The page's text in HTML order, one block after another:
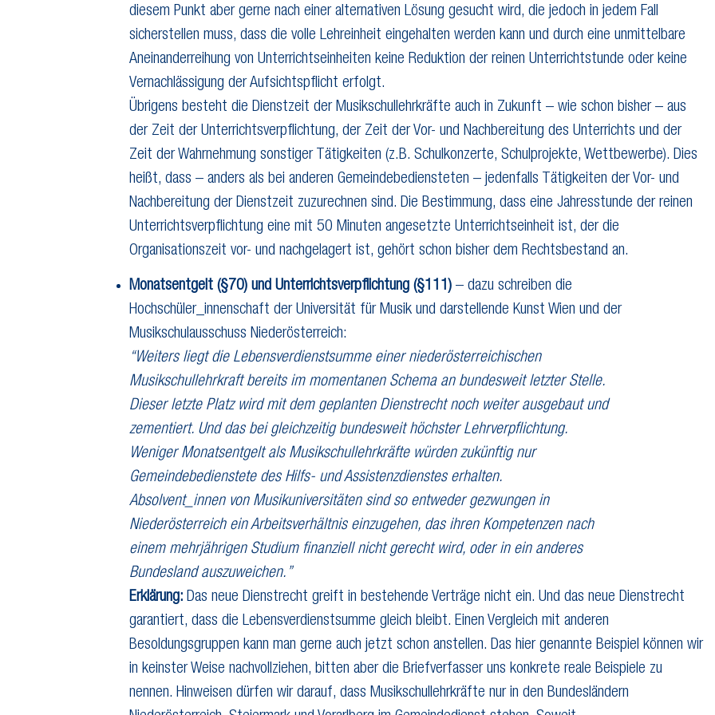
diesem Punkt aber gerne nach einer alternativen Lösung gesucht wird, die jedoch in jedem Fall
sicherstellen muss, dass die volle Lehreinheit eingehalten werden kann und durch eine unmittelbare
Aneinanderreihung von Unterrichtseinheiten keine Reduktion der reinen Unterrichtstunde oder keine
Vernachlässigung der Aufsichtspflicht erfolgt.
Übrigens besteht die Dienstzeit der Musikschullehrkräfte auch in Zukunft – wie schon bisher – aus
der Zeit der Unterrichtsverpflichtung, der Zeit der Vor- und Nachbereitung des Unterrichts und der
Zeit der Wahrnehmung sonstiger Tätigkeiten (z.B. Schulkonzerte, Schulprojekte, Wettbewerbe). Dies
heißt, dass – anders als bei anderen Gemeindebediensteten – jedenfalls Tätigkeiten der Vor- und
Nachbereitung der Dienstzeit zuzurechnen sind. Die Bestimmung, dass eine Jahresstunde der reinen
Unterrichtsverpflichtung eine mit 50 Minuten angesetzte Unterrichtseinheit ist, der die
Organisationszeit vor- und nachgelagert ist, gehört schon bisher dem Rechtsbestand an.
Monatsentgelt (§70) und Unterrichtsverpflichtung (§111) – dazu schreiben die
Hochschüler_innenschaft der Universität für Musik und darstellende Kunst Wien und der
Musikschulausschuss Niederösterreich:
“Weiters liegt die Lebensverdienstsumme einer niederösterreichischen
Musikschullehrkraft bereits im momentanen Schema an bundesweit letzter Stelle.
Dieser letzte Platz wird mit dem geplanten Dienstrecht noch weiter ausgebaut und
zementiert. Und das bei gleichzeitig bundesweit höchster Lehrverpflichtung.
Weniger Monatsentgelt als Musikschullehrkräfte würden zukünftig nur
Gemeindebedienstete des Hilfs- und Assistenzdienstes erhalten.
Absolvent_innen von Musikuniversitäten sind so entweder gezwungen in
Niederösterreich ein Arbeitsverhältnis einzugehen, das ihren Kompetenzen nach
einem mehrjährigen Studium finanziell nicht gerecht wird, oder in ein anderes
Bundesland auszuweichen.”
Erklärung: Das neue Dienstrecht greift in bestehende Verträge nicht ein. Und das neue Dienstrecht
garantiert, dass die Lebensverdienstsumme gleich bleibt. Einen Vergleich mit anderen
Besoldungsgruppen kann man gerne auch jetzt schon anstellen. Das hier genannte Beispiel können wir
in keinster Weise nachvollziehen, bitten aber die Briefverfasser uns konkrete reale Beispiele zu
nennen. Hinweisen dürfen wir darauf, dass Musikschullehrkräfte nur in den Bundesländern